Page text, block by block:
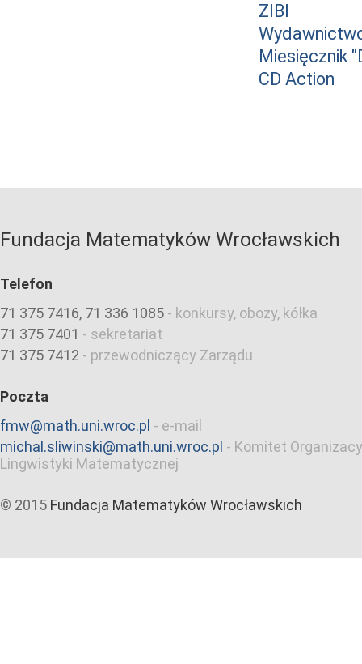
ZIBI
Miesięcznik
CD Action
Fundacja Matematyków Wrocławskich
Telefon
71 375 7416, 71 336 1085 - konkursy, obozy, kółka
71 375 7401 - sekretariat
71 375 7412 - przewodniczący Zarządu
Poczta
fmw@math.uni.wroc.pl - e-mail
michal.sliwinski@math.uni.wroc.pl - Komitet
Lingwistyki Matematycznej
© 2015 Fundacja Matematyków Wrocławskich